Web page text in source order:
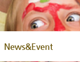
News&Event